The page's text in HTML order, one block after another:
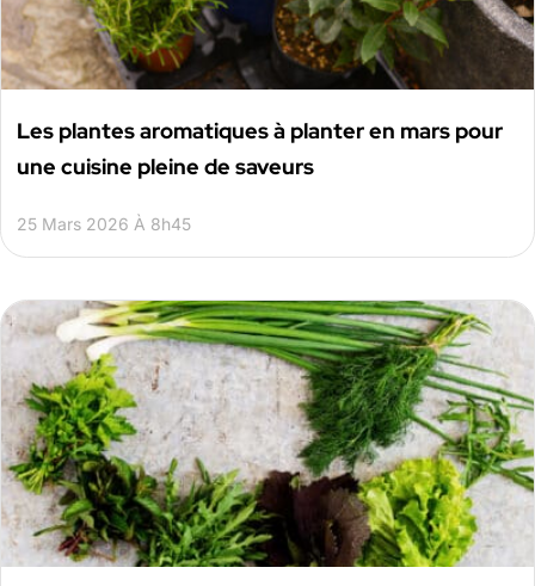
Les plantes aromatiques à planter en mars pour
une cuisine pleine de saveurs
25 Mars 2026 À 8h45